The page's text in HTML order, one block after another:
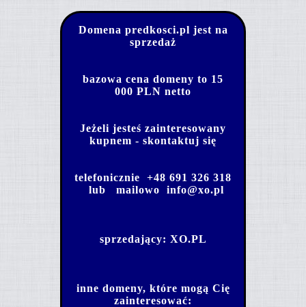
Domena predkosci.pl jest na
sprzedaż
bazowa cena domeny to 15
000 PLN netto
Jeżeli jesteś zainteresowany
kupnem - skontaktuj się
telefonicznie +48 691 326 318
lub mailowo info@xo.pl
sprzedający: XO.PL
inne domeny, które mogą Cię
zainteresować: